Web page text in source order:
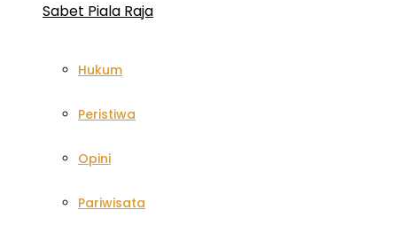
Sabet Piala Raja
Hukum
Peristiwa
Opini
Pariwisata